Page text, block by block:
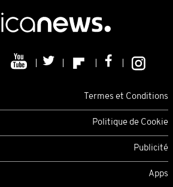
Termes et Conditions
Politique de Cookie
Publicité
Apps